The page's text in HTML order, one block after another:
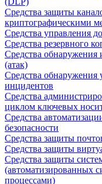
Средства защиты
криптографическими
Средства управления
Средства резервного
Средства
(атак)
Средства обнаружения
инцидентов
Средства
циклом ключевых
Средства
безопасности
Средства защиты
Средства защиты
Средства защиты
(автоматизированных
процессами)